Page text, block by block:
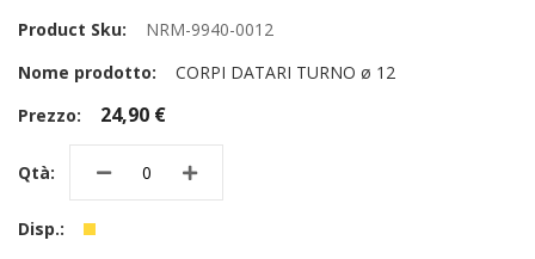
NRM-9940-0012
CORPI DATARI TURNO ø 12
24,90 €